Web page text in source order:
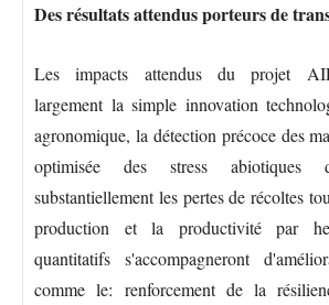
Des résultats attendus porteurs de
Les impacts attendus du projet
largement la simple innovation
agronomique, la détection précoce des
optimisée des stress abiotiques
substantiellement les pertes de récoltes
production et la productivité par
quantitatifs s'accompagneront
comme le: renforcement de la